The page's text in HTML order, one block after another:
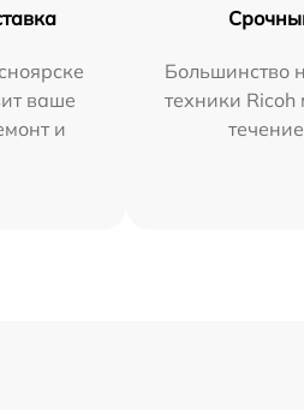
ваше
и
Большинство
техники